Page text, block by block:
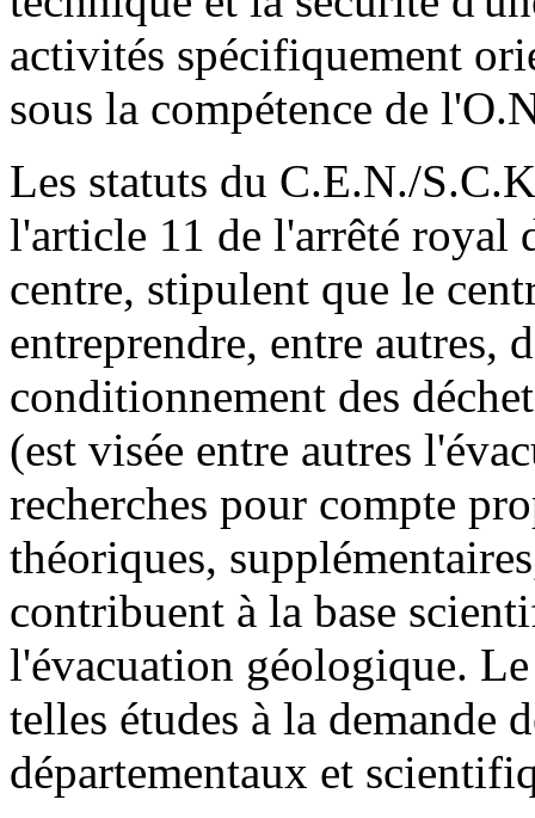
activités spécifiquement
sous la compétence de
Les statuts du C.E.N./
l'article 11 de l'arrêté royal
centre, stipulent que le
entreprendre, entre autres,
conditionnement des
(est visée entre autres
recherches pour compte
théoriques,
contribuent à la base
l'évacuation géologique.
telles études à la demande
départementaux et